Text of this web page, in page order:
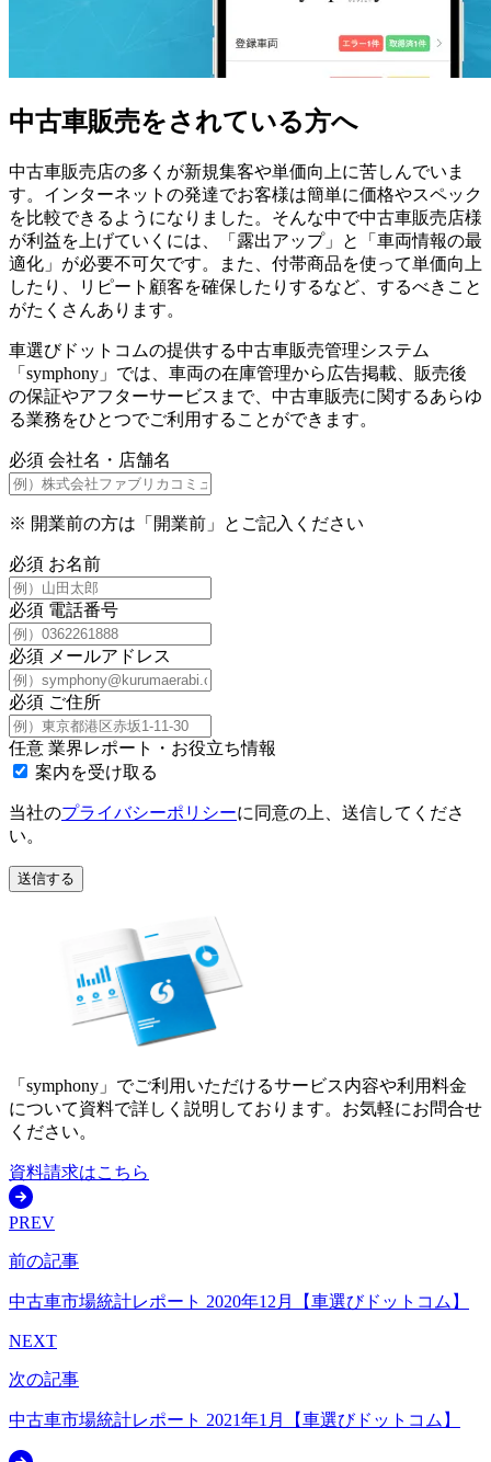
中古車販売をされている方へ
中古車販売店の多くが新規集客や単価向上に苦しんでいま
す。インターネットの発達でお客様は簡単に価格やスペック
を比較できるようになりました。そんな中で中古車販売店様
が利益を上げていくには、「露出アップ」と「車両情報の最
適化」が必要不可欠です。また、付帯商品を使って単価向上
したり、リピート顧客を確保したりするなど、するべきこと
がたくさんあります。
車選びドットコムの提供する中古車販売管理システム
「symphony」では、車両の在庫管理から広告掲載、販売後
の保証やアフターサービスまで、中古車販売に関するあらゆ
る業務をひとつでご利用することができます。
必須 会社名・店舗名
※ 開業前の方は「開業前」とご記入ください
必須 お名前
必須 電話番号
必須 メールアドレス
必須 ご住所
任意 業界レポート・お役立ち情報
案内を受け取る
当社のプライバシーポリシーに同意の上、送信してくださ
い。
送信する
「symphony」でご利用いただけるサービス内容や利用料金
について資料で詳しく説明しております。お気軽にお問合せ
ください。
資料請求はこちら
PREV
前の記事
中古車市場統計レポート 2020年12月【車選びドットコム】
NEXT
次の記事
中古車市場統計レポート 2021年1月【車選びドットコム】